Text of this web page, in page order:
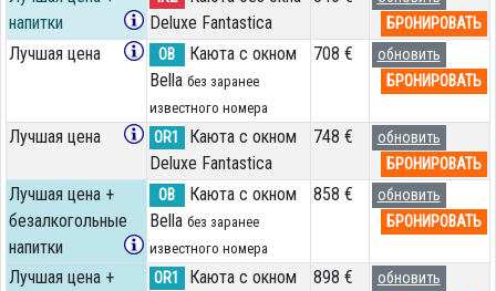
напитки
Deluxe Fantastica
БРОНИРОВАТЬ
Лучшая цена OB
Каюта с окном
Bella без заранее
известного номера
708 €
обновить
БРОНИРОВАТЬ
Лучшая цена OR1
Каюта с окном
Deluxe Fantastica
748 €
обновить
БРОНИРОВАТЬ
Лучшая цена +
безалкогольные
напитки
OB
Каюта с окном
Bella без заранее
известного номера
858 €
обновить
БРОНИРОВАТЬ
Лучшая цена +
OR1
Каюта с окном
898 €
обновить